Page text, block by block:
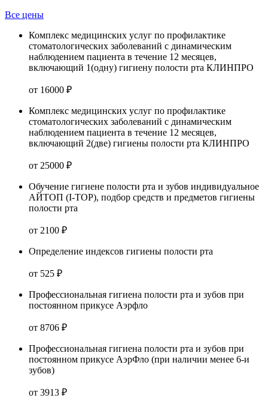
Все цены
Комплекс медицинских услуг по профилактике
стоматологических заболеваний с динамическим
наблюдением пациента в течение 12 месяцев,
включающий 1(одну) гигиену полости рта КЛИНПРО
от 16000 ₽
Комплекс медицинских услуг по профилактике
стоматологических заболеваний с динамическим
наблюдением пациента в течение 12 месяцев,
включающий 2(две) гигиены полости рта КЛИНПРО
от 25000 ₽
Обучение гигиене полости рта и зубов индивидуальное
АЙТОП (I-TOP), подбор средств и предметов гигиены
полости рта
от 2100 ₽
Определение индексов гигиены полости рта
от 525 ₽
Профессиональная гигиена полости рта и зубов при
постоянном прикусе Аэрфло
от 8706 ₽
Профессиональная гигиена полости рта и зубов при
постоянном прикусе АэрФло (при наличии менее 6-и
зубов)
от 3913 ₽